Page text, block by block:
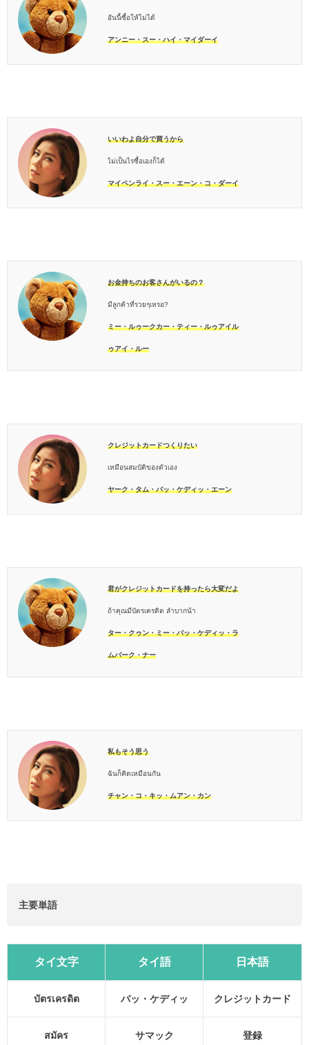
อันนี้ซื้อให้ไม่ได้
アンニー・スー・ハイ・マイダーイ
いいわよ自分で買うから
ไม่เป็นไรซื้อเองก็ได้
マイペンライ・スー・エーン・コ・ダーイ
お金持ちのお客さんがいるの？
มีลูกค้าที่รวยๆเหรอ?
ミー・ルゥークカー・ティー・ルゥアイル
ゥアイ・ルー
クレジットカードつくりたい
เหมือนสมบัติของตัวเอง
ヤーク・タム・バッ・ケディッ・エーン
君がクレジットカードを持ったら大変だよ
ถ้าคุณมีบัตรเครดิต ลำบากน้า
ター・クゥン・ミー・バッ・ケディッ・ラ
ムバーク・ナー
私もそう思う
ฉันก็คิดเหมือนกัน
チャン・コ・キッ・ムアン・カン
主要単語
タイ文字 タイ語 日本語
บัตรเครดิต バッ・ケディッ クレジットカード
สมัคร サマック 登録